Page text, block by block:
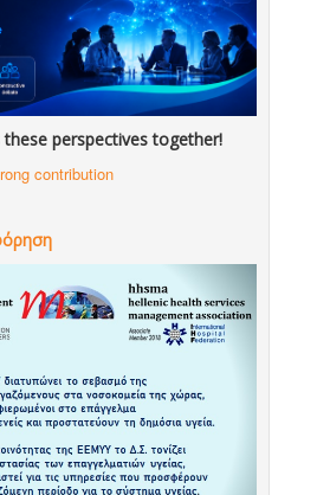
these perspectives together!
contribution